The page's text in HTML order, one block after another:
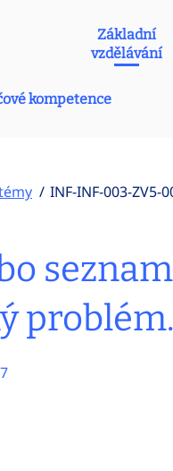
Základní
vzdělávání
kompetence
INF-INF-003-ZV5-
problém.